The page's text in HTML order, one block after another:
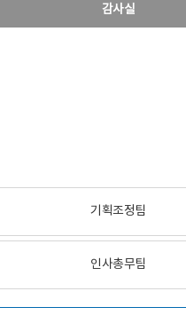
감사실
기획조정팀
인사총무팀